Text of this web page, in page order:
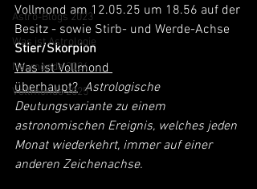
Astro-Blogs 2023
Was ist Astrologie
Neumonde 2024
Vollmonde 2025
Vollmond am 12.05.25 um 18.56 auf der
Besitz - sowie Stirb- und Werde-Achse
Stier/Skorpion
Was ist Vollmond
überhaupt? Astrologische
Deutungsvariante zu einem
astronomischen Ereignis, welches jeden
Monat wiederkehrt, immer auf einer
anderen Zeichenachse.